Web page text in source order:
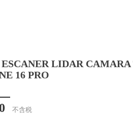
LIDAR CAMARA
16 PRO
不含税